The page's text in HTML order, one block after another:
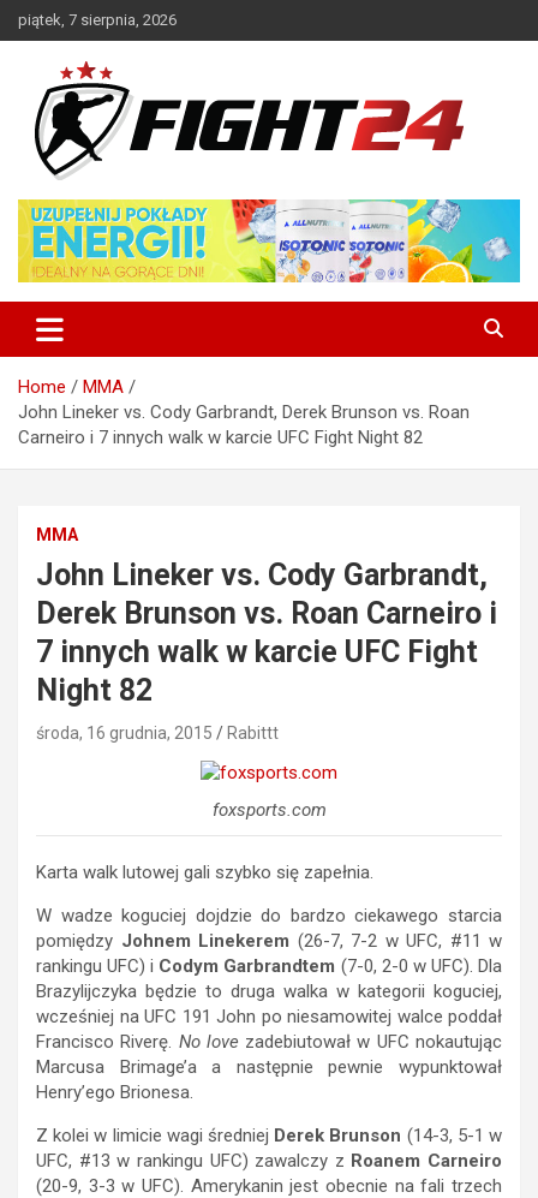
Skip
to
piątek, 7 sierpnia, 2026
FIGHT24.PL – MMA i K-1, UFC
Home
MMA
John Lineker vs. Cody Garbrandt, Derek Brunson vs. Roan
Carneiro i 7 innych walk w karcie UFC Fight Night 82
MMA
John Lineker vs. Cody Garbrandt,
Derek Brunson vs. Roan Carneiro i
7 innych walk w karcie UFC Fight
Night 82
środa, 16 grudnia, 2015 Rabittt
foxsports.com
Karta walk lutowej gali szybko się zapełnia.
W wadze koguciej dojdzie do bardzo ciekawego starcia
pomiędzy Johnem Linekerem (26-7, 7-2 w UFC, #11 w
rankingu UFC) i Codym Garbrandtem (7-0, 2-0 w UFC). Dla
Brazylijczyka będzie to druga walka w kategorii koguciej,
wcześniej na UFC 191 John po niesamowitej walce poddał
Francisco Riverę. No love zadebiutował w UFC nokautując
Marcusa Brimage’a a następnie pewnie wypunktował
Henry’ego Brionesa.
Z kolei w limicie wagi średniej Derek Brunson (14-3, 5-1 w
UFC, #13 w rankingu UFC) zawalczy z Roanem Carneiro
(20-9, 3-3 w UFC). Amerykanin jest obecnie na fali trzech